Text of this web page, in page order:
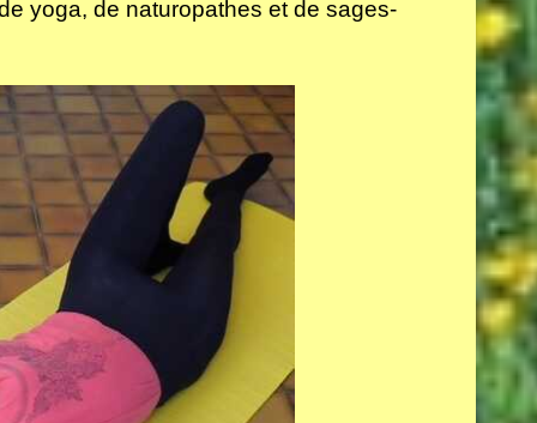
yoga, de naturopathes et de sages-